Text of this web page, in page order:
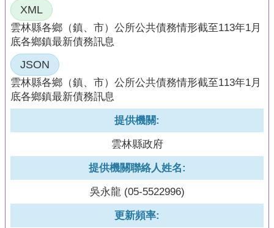
XML
雲林縣各鄉（鎮、市）公所公共債務情形截至113年1月
底各鄉鎮最新債務訊息
JSON
雲林縣各鄉（鎮、市）公所公共債務情形截至113年1月
底各鄉鎮最新債務訊息
提供機關:
雲林縣政府
提供機關聯絡人姓名:
吳永龍 (05-5522996)
更新頻率: